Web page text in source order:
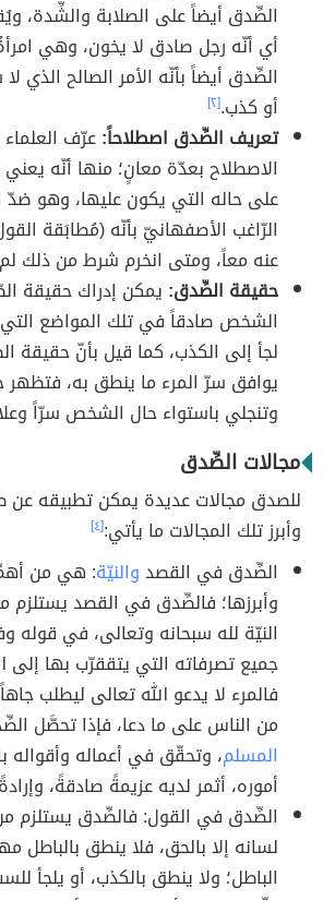
الصِّدق أيضاً على الصلابة والشِّدة،
أي أنّه رجل صادق لا يخون، وهي
الصِّدق أيضاً بأنّه الأمر الصالح
أو كذب.[٢]
تعريف الصِّدق اصطلاحاً:عرّف
الاصطلاح بعدّة معانٍ؛ منها أنّه يعني
على حاله التي يكون عليها، وهو ضدّ
الرّاغب الأصفهانيّ بأنّه (مُطابَقة
عنه معاً، ومتى انخرم شرط من ذلك
حقيقة الصِّدق: يمكن إدراك حقيقة
الشخص صادقاً في تلك المواضع التي
لجأ إلى الكذب، كما قيل بأنّ حقيقة
يوافق سرّ المرء ما ينطق به،
وتنجلي باستواء حال الشخص سرّاً
مجالات الصِّدق
للصدق مجالات عديدة يمكن تطبيقه عن
وأبرز تلك المجالات ما يأتي:[٤]
الصِّدق في القصدوالنيّة: هي من
وأبرزها؛ فالصِّدق في القصد يستلزم
النيّة لله سبحانه وتعالى، في قوله
جميع تصرفاته التي يتققرّب بها إلى
فالمرء لا يدعو الله تعالى ليطلب
من الناس على ما دعا، فإذا تحصَّل
المسلم، وتحقّق في أعماله وأقواله
أموره، أثمر لديه عزيمةً صادقةً،
الصِّدق في القول: فالصِّدق يستلزم
لسانه إلا بالحق، فلا ينطق بالباطل
الباطل؛ ولا ينطق بالكذب، أو يلجأ